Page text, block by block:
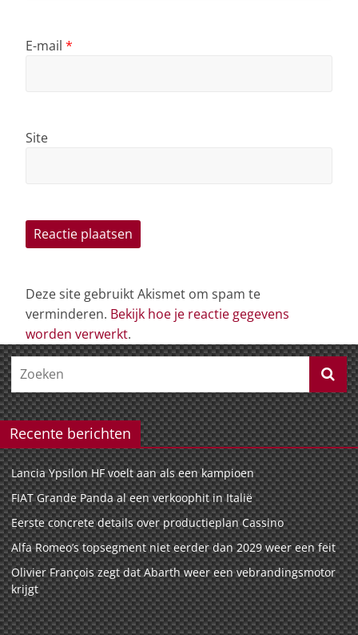
E-mail *
Site
Deze site gebruikt Akismet om spam te
verminderen. Bekijk hoe je reactie gegevens
worden verwerkt.
Recente berichten
Lancia Ypsilon HF voelt aan als een kampioen
FIAT Grande Panda al een verkoophit in Italië
Eerste concrete details over productieplan Cassino
Alfa Romeo’s topsegment niet eerder dan 2029 weer een feit
Olivier François zegt dat Abarth weer een vebrandingsmotor
krijgt